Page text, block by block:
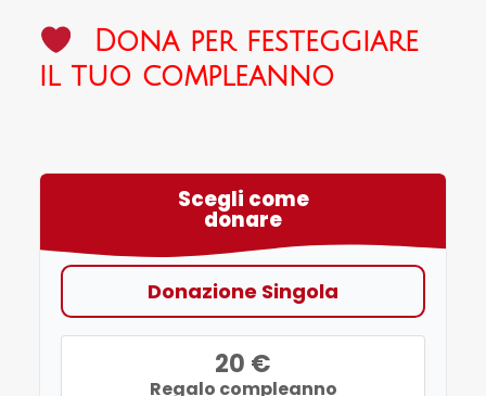
Dona per festeggiare
il tuo compleanno